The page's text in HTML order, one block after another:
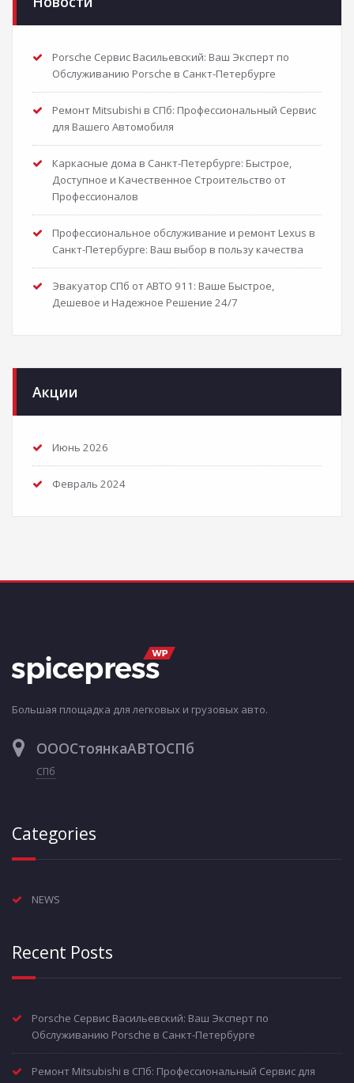
Porsche Сервис Васильевский: Ваш Эксперт по
Обслуживанию Porsche в Санкт-Петербурге
Ремонт Mitsubishi в СПб: Профессиональный Сервис
для Вашего Автомобиля
Каркасные дома в Санкт-Петербурге: Быстрое,
Доступное и Качественное Строительство от
Профессионалов
Профессиональное обслуживание и ремонт Lexus в
Санкт-Петербурге: Ваш выбор в пользу качества
Эвакуатор СПб от АВТО 911: Ваше Быстрое,
Дешевое и Надежное Решение 24/7
Акции
Июнь 2026
Февраль 2024
Большая площадка для легковых и грузовых авто.
ОООСтоянкаАВТОСПб
СПб
Categories
NEWS
Recent Posts
Porsche Сервис Васильевский: Ваш Эксперт по
Обслуживанию Porsche в Санкт-Петербурге
Ремонт Mitsubishi в СПб: Профессиональный Сервис для